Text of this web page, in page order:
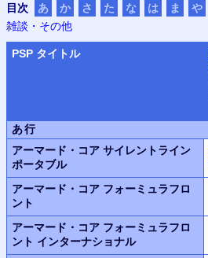
目次 あ か さ た な は ま や
雑談・その他
PSP タイトル
あ行
アーマード・コア サイレントライン
ポータブル
アーマード・コア フォーミュラフロ
ント
アーマード・コア フォーミュラフロ
ント インターナショナル